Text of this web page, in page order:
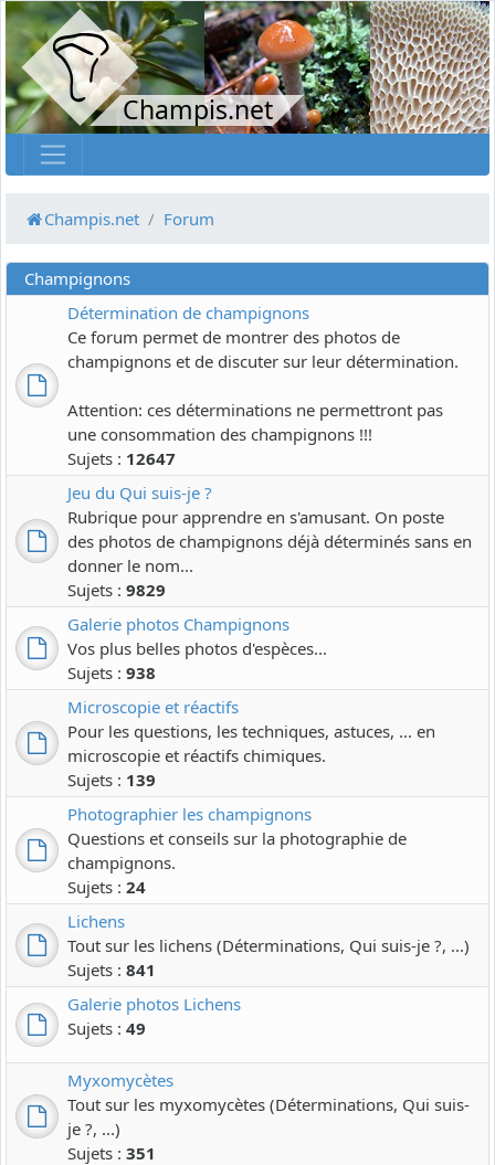
Champis.net
Champis.net Forum
Champignons
Détermination de champignons
Ce forum permet de montrer des photos de
champignons et de discuter sur leur détermination.
Attention: ces déterminations ne permettront pas
une consommation des champignons !!!
Sujets : 12647
Jeu du Qui suis-je ?
Rubrique pour apprendre en s'amusant. On poste
des photos de champignons déjà déterminés sans en
donner le nom...
Sujets : 9829
Galerie photos Champignons
Vos plus belles photos d'espèces...
Sujets : 938
Microscopie et réactifs
Pour les questions, les techniques, astuces, ... en
microscopie et réactifs chimiques.
Sujets : 139
Photographier les champignons
Questions et conseils sur la photographie de
champignons.
Sujets : 24
Lichens
Tout sur les lichens (Déterminations, Qui suis-je ?, ...)
Sujets : 841
Galerie photos Lichens
Sujets : 49
Myxomycètes
Tout sur les myxomycètes (Déterminations, Qui suis-
je ?, ...)
Sujets : 351